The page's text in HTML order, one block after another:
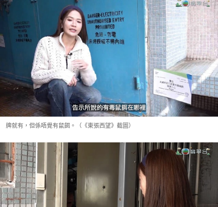
牌就有，但係唔覺有鼠餌。（《東張西望》截圖）